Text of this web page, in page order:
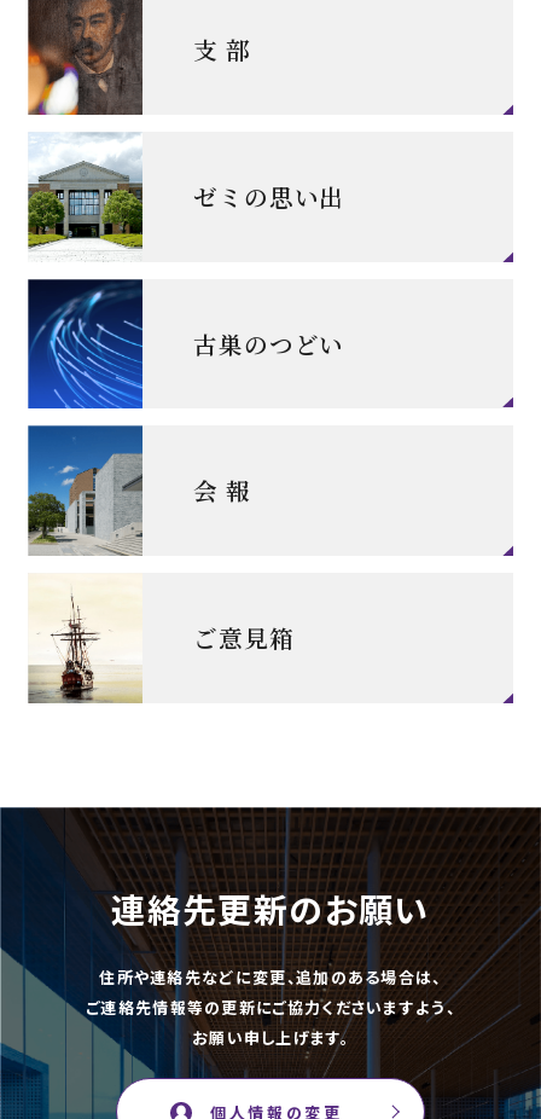
支 部
ゼミの思い出
古巣のつどい
会 報
ご意見箱
連絡先更新のお願い
住所や連絡先などに変更、追加のある場合は、
ご連絡先情報等の更新にご協力くださいますよう、
お願い申し上げます。
個人情報の変更